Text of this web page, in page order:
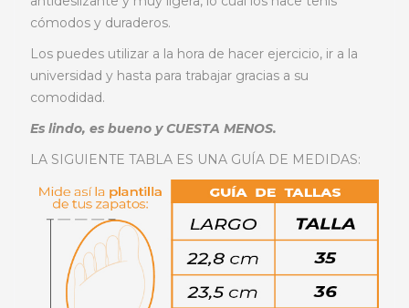
cómodos y duraderos.
Los puedes utilizar a la hora de hacer ejercicio, ir a la
universidad y hasta para trabajar gracias a su
comodidad.
Es lindo, es bueno y CUESTA MENOS.
LA SIGUIENTE TABLA ES UNA GUÍA DE MEDIDAS: